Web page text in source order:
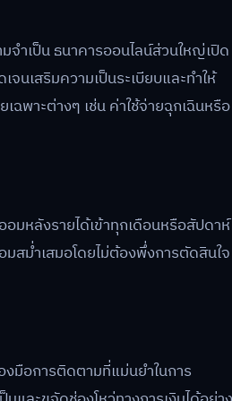
ำเป็น ธนาคารออนไลน์ส่วนใหญ่เปิด
เสริมความเป็นระเบียบและทำให้
ฉพาะต่างๆ เช่น ค่าใช้จ่ายฉุกเฉินหรือ
มหลังรายได้เข้าทุกเดือนหรือสัปดาห์
สม่ำเสมอโดยไม่ต้องพึ่งการตัดสินใจ
มือการติดตามที่แม่นยำในการ